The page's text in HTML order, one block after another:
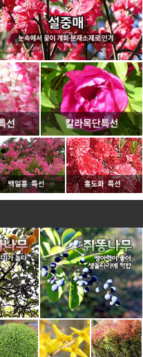
회양목 개나리 남천